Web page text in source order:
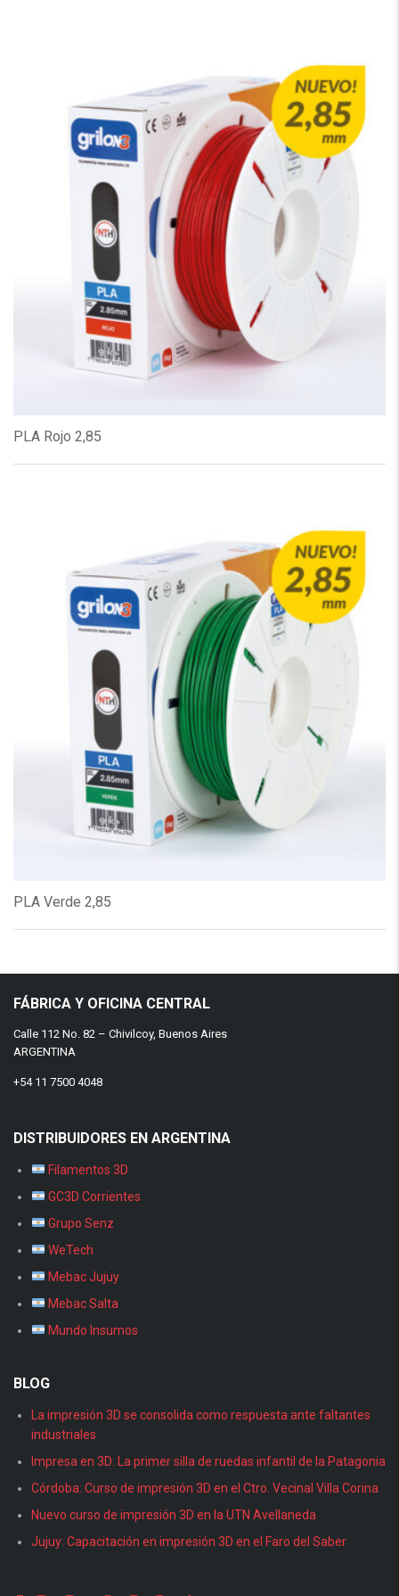
PLA Rojo 2,85
PLA Verde 2,85
FÁBRICA Y OFICINA CENTRAL
Calle 112 No. 82 – Chivilcoy, Buenos Aires
ARGENTINA
+54 11 7500 4048
DISTRIBUIDORES EN ARGENTINA
Filamentos 3D
GC3D Corrientes
Grupo Senz
WeTech
Mebac Jujuy
Mebac Salta
Mundo Insumos
BLOG
La impresión 3D se consolida como respuesta ante faltantes
industriales
Impresa en 3D: La primer silla de ruedas infantil de la Patagonia
Córdoba: Curso de impresión 3D en el Ctro. Vecinal Villa Corina
Nuevo curso de impresión 3D en la UTN Avellaneda
Jujuy: Capacitación en impresión 3D en el Faro del Saber